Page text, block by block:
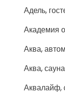
Адель,
Академия
Аква,
Аква, сауна
Аквалайф,